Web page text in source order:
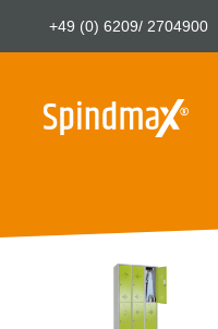
+49 (0) 6209/ 2704900